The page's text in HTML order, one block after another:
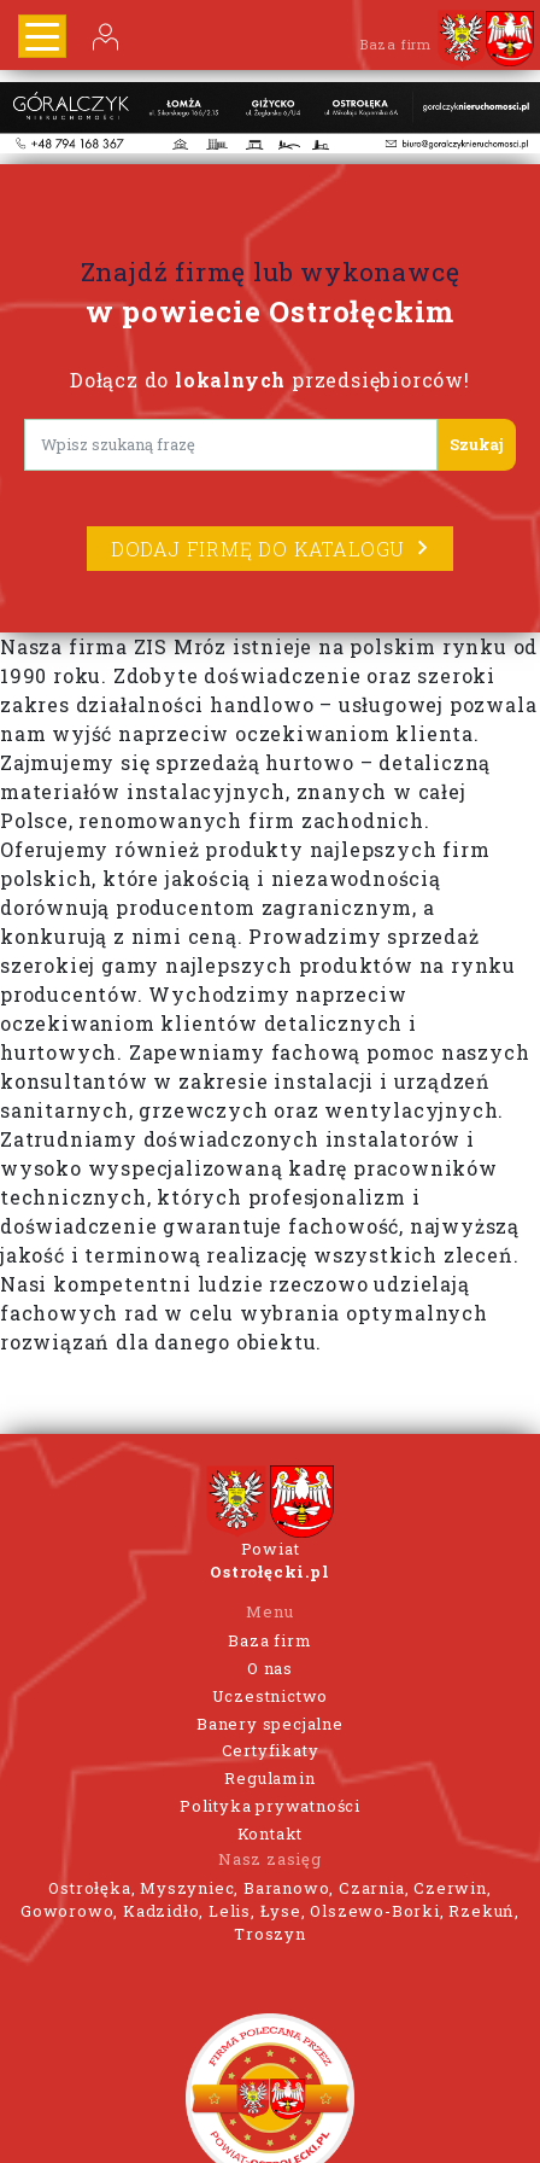
Baza firm
Znajdź firmę lub wykonawcę
w powiecie Ostrołęckim
Dołącz do lokalnych przedsiębiorców!
Lorem ipsum
DODAJ FIRMĘ DO KATALOGU
Nasza firma ZIS Mróz istnieje na polskim rynku od
1990 roku. Zdobyte doświadczenie oraz szeroki
zakres działalności handlowo – usługowej pozwala
nam wyjść naprzeciw oczekiwaniom klienta.
Zajmujemy się sprzedażą hurtowo – detaliczną
materiałów instalacyjnych, znanych w całej
Polsce, renomowanych firm zachodnich.
Oferujemy również produkty najlepszych firm
polskich, które jakością i niezawodnością
dorównują producentom zagranicznym, a
konkurują z nimi ceną. Prowadzimy sprzedaż
szerokiej gamy najlepszych produktów na rynku
producentów. Wychodzimy naprzeciw
oczekiwaniom klientów detalicznych i
hurtowych. Zapewniamy fachową pomoc naszych
konsultantów w zakresie instalacji i urządzeń
sanitarnych, grzewczych oraz wentylacyjnych.
Zatrudniamy doświadczonych instalatorów i
wysoko wyspecjalizowaną kadrę pracowników
technicznych, których profesjonalizm i
doświadczenie gwarantuje fachowość, najwyższą
jakość i terminową realizację wszystkich zleceń.
Nasi kompetentni ludzie rzeczowo udzielają
fachowych rad w celu wybrania optymalnych
rozwiązań dla danego obiektu.
Powiat
Ostrołęcki.pl
Menu
Baza firm
O nas
Uczestnictwo
Banery specjalne
Certyfikaty
Regulamin
Polityka prywatności
Kontakt
Nasz zasięg
Ostrołęka, Myszyniec, Baranowo, Czarnia, Czerwin,
Goworowo, Kadzidło, Lelis, Łyse, Olszewo-Borki, Rzekuń,
Troszyn